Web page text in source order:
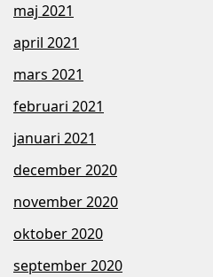
maj 2021
april 2021
mars 2021
februari 2021
januari 2021
december 2020
november 2020
oktober 2020
september 2020